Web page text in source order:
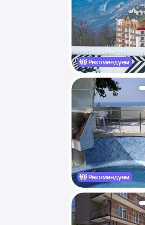
Рекомендуем
Рекомендуем